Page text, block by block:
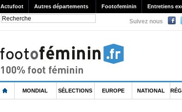
Actufoot Autres départements Footofeminin Entretiens
Suivez nous
MONDIAL SÉLECTIONS EUROPE NATIONAL